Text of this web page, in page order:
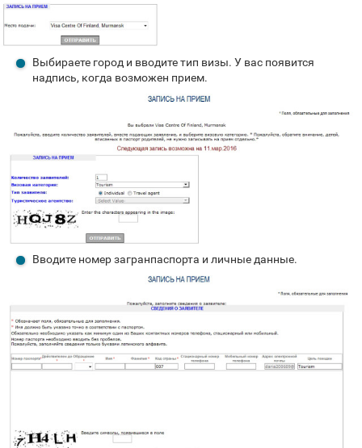
Выбираете город и вводите тип визы. У вас появится
надпись, когда возможен прием.
Вводите номер загранпаспорта и личные данные.